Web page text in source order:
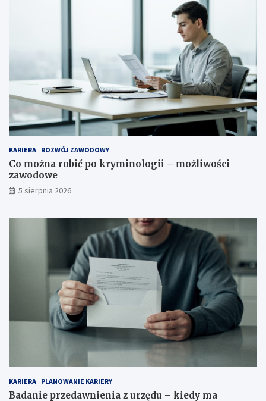
KARIERA ROZWÓJ ZAWODOWY
Co można robić po kryminologii – możliwości
zawodowe
5 sierpnia 2026
KARIERA PLANOWANIE KARIERY
Badanie przedawnienia z urzędu – kiedy ma